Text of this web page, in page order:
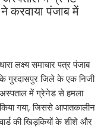
करवाया पंजाब में
धारा लक्ष्य समाचार पत्र पंजाब
गुरदासपुर जिले के एक निजी
अस्पताल में ग्रेनेड से हमला
गया, जिससे आपातकालीन
की खिड़कियों के शीशे और